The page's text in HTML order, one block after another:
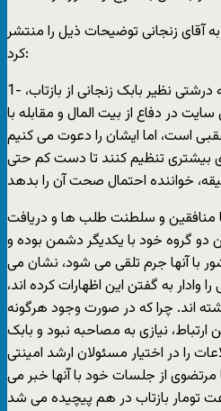
آقای زنجانی توضیحات ذیل را منتشر
کرد:
1- اگرچه شکایت رانتخواران دانه درشتی نظیر بابک زنجانی از بازتاب،
سایت در دفاع از بیت المال و مقابله با
است، اما ایشان را دعوت می کنیم
بیشتری تنظیم کنند تا دست کم حتی
با منافقین و سلطنت طلب ها و دریافت
دو گروه خود با یکدیگر دشمن بوده و
با آنها جرم تلقی می شود، نشان می
وادار به گفتن این اظهارات کرده اند،
اند. چرا که در صورت وجود هرگونه
ارتباط، نیازی به مصاحبه نبود و بابک
را در اختیار مسئولان ارشد امینتی
مرتضوی از جلسات خود با آنها خبر می